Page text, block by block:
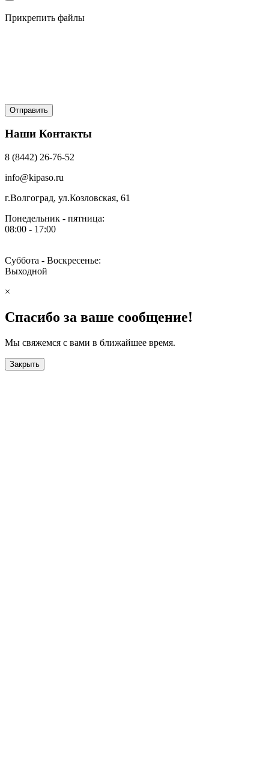
Прикрепить файлы
Наши Контакты
8 (8442) 26-76-52
info@kipaso.ru
г.Волгоград, ул.Козловская, 61
Понедельник - пятница:
08:00 - 17:00
Суббота - Воскресенье:
Выходной
×
Спасибо за ваше сообщение!
Мы свяжемся с вами в ближайшее время.
Закрыть